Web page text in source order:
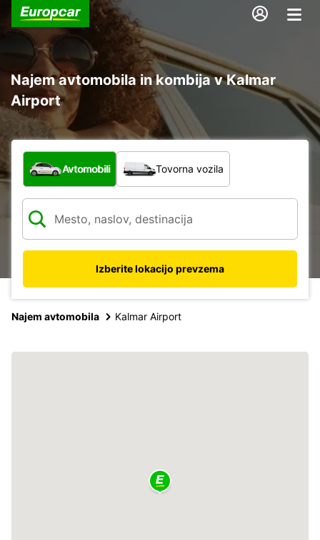
Najem avtomobila in kombija v Kalmar
Airport
Katera vrsta vozila?
Avtomobili Tovorna vozila
Izberite lokacijo prevzema
Najem avtomobila Kalmar Airport